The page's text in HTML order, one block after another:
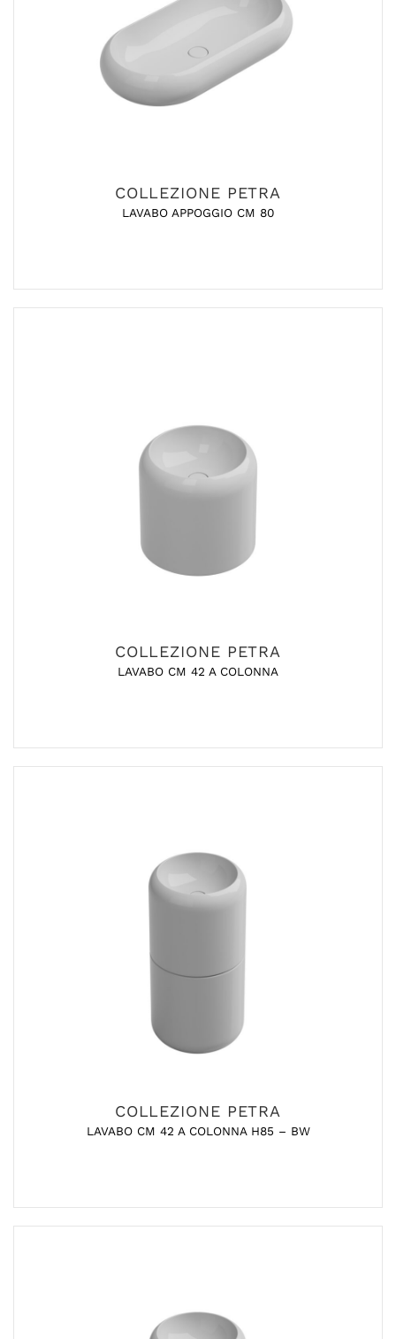
COLLEZIONE PETRA
LAVABO APPOGGIO CM 80
COLLEZIONE PETRA
LAVABO CM 42 A COLONNA
COLLEZIONE PETRA
LAVABO CM 42 A COLONNA H85 – BW